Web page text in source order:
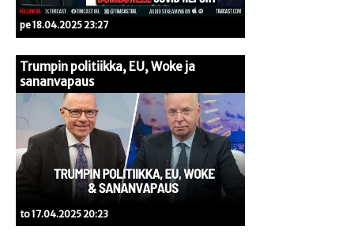
pe 18.04.2025 23:27
Trumpin politiikka, EU, Woke ja
sananvapaus
to 17.04.2025 20:23